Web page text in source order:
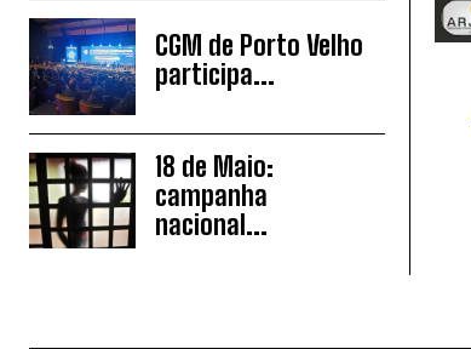
CGM de Porto Velho
participa...
18 de Maio:
campanha
nacional...